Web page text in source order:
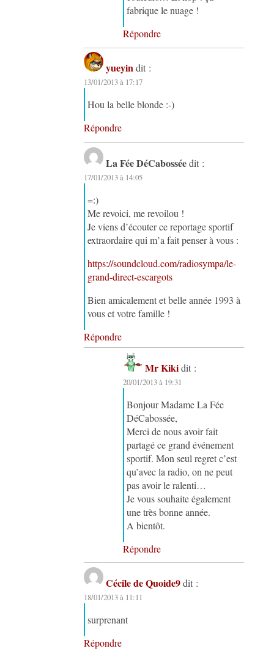
fabrique le nuage !
Répondre
yueyin dit :
13/01/2013 à 17:17
Hou la belle blonde :-)
Répondre
La Fée DéCabossée dit :
17/01/2013 à 14:05
=:)
Me revoici, me revoilou !
Je viens d’écouter ce reportage sportif
extraordaire qui m’a fait penser à vous :
https://soundcloud.com/radiosympa/le-
grand-direct-escargots
Bien amicalement et belle année 1993 à
vous et votre famille !
Répondre
Mr Kiki dit :
20/01/2013 à 19:31
Bonjour Madame La Fée
DéCabossée,
Merci de nous avoir fait
partagé ce grand événement
sportif. Mon seul regret c’est
qu’avec la radio, on ne peut
pas avoir le ralenti…
Je vous souhaite également
une très bonne année.
A bientôt.
Répondre
Cécile de Quoide9 dit :
18/01/2013 à 11:11
surprenant
Répondre